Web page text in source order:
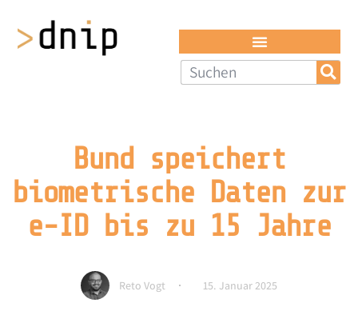
Bund speichert
biometrische Daten zur
e-ID bis zu 15 Jahre
Reto Vogt 15. Januar 2025